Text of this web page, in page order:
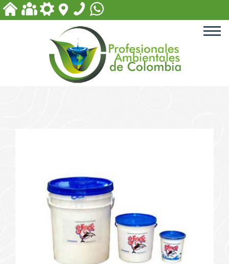
ACCESORIOS PARA PISCINA
EQUIPOS PARA PLANTAS
DE TRATAMIENTO
PRODUCTOS PARA PISCINAS